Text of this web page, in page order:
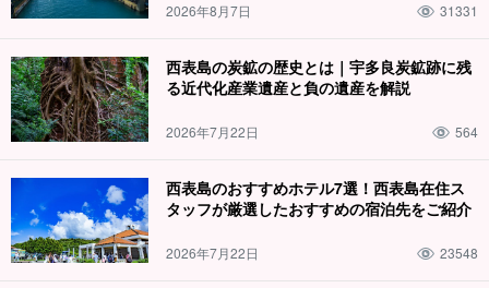
安心＆快適なサポートで、初めての方でも安心してご参加いただ
けます。
2026年8月7日 31331
西表島の炭鉱の歴史とは｜宇多良炭鉱跡に残
る近代化産業遺産と負の遺産を解説
2026年7月22日 564
西表島のおすすめホテル7選！西表島在住ス
タッフが厳選したおすすめの宿泊先をご紹介
2026年7月22日 23548